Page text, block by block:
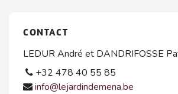
CONTACT
LEDUR André et DANDRIFOSSE
+32 478 40 55 85
info@lejardindemena.be